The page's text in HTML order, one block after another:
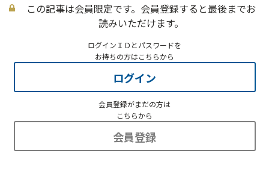
この記事は会員限定です。会員登録すると最後までお
読みいただけます。
ログインＩＤとパスワードを
お持ちの方はこちらから
ログイン
会員登録がまだの方は
こちらから
会員登録